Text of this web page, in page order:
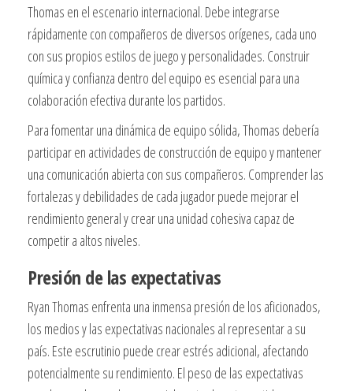
Thomas en el escenario internacional. Debe integrarse
rápidamente con compañeros de diversos orígenes, cada uno
con sus propios estilos de juego y personalidades. Construir
química y confianza dentro del equipo es esencial para una
colaboración efectiva durante los partidos.
Para fomentar una dinámica de equipo sólida, Thomas debería
participar en actividades de construcción de equipo y mantener
una comunicación abierta con sus compañeros. Comprender las
fortalezas y debilidades de cada jugador puede mejorar el
rendimiento general y crear una unidad cohesiva capaz de
competir a altos niveles.
Presión de las expectativas
Ryan Thomas enfrenta una inmensa presión de los aficionados,
los medios y las expectativas nacionales al representar a su
país. Este escrutinio puede crear estrés adicional, afectando
potencialmente su rendimiento. El peso de las expectativas